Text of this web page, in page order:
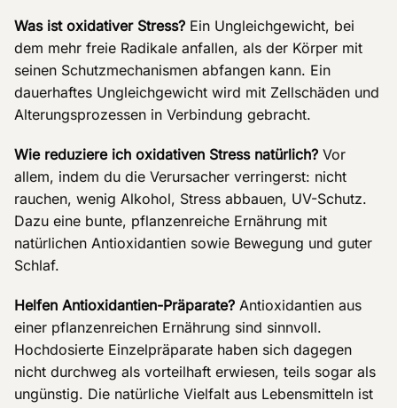
Was ist oxidativer Stress? Ein Ungleichgewicht, bei
dem mehr freie Radikale anfallen, als der Körper mit
seinen Schutzmechanismen abfangen kann. Ein
dauerhaftes Ungleichgewicht wird mit Zellschäden und
Alterungsprozessen in Verbindung gebracht.
Wie reduziere ich oxidativen Stress natürlich? Vor
allem, indem du die Verursacher verringerst: nicht
rauchen, wenig Alkohol, Stress abbauen, UV-Schutz.
Dazu eine bunte, pflanzenreiche Ernährung mit
natürlichen Antioxidantien sowie Bewegung und guter
Schlaf.
Helfen Antioxidantien-Präparate? Antioxidantien aus
einer pflanzenreichen Ernährung sind sinnvoll.
Hochdosierte Einzelpräparate haben sich dagegen
nicht durchweg als vorteilhaft erwiesen, teils sogar als
ungünstig. Die natürliche Vielfalt aus Lebensmitteln ist